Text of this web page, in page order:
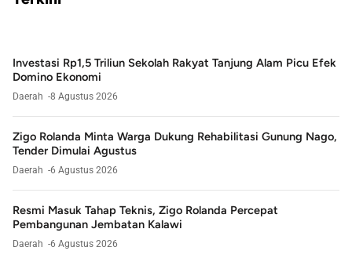
Investasi Rp1,5 Triliun Sekolah Rakyat Tanjung Alam Picu Efek
Domino Ekonomi
Daerah 8 Agustus 2026
Zigo Rolanda Minta Warga Dukung Rehabilitasi Gunung Nago,
Tender Dimulai Agustus
Daerah 6 Agustus 2026
Resmi Masuk Tahap Teknis, Zigo Rolanda Percepat
Pembangunan Jembatan Kalawi
Daerah 6 Agustus 2026